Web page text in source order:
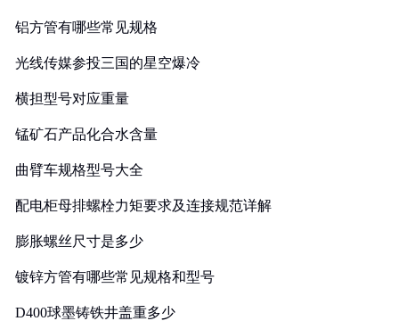
铝方管有哪些常见规格
光线传媒参投三国的星空爆冷
横担型号对应重量
锰矿石产品化合水含量
曲臂车规格型号大全
配电柜母排螺栓力矩要求及连接规范详解
膨胀螺丝尺寸是多少
镀锌方管有哪些常见规格和型号
D400球墨铸铁井盖重多少